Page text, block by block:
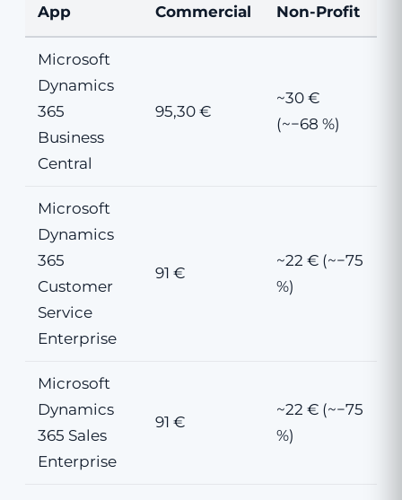
App Commercial Non-Profit
Microsoft
Dynamics
365
Business
Central
95,30 €
~30 €
(~−68 %)
Microsoft
Dynamics
365
Customer
Service
Enterprise
91 €
~22 € (~−75
%)
Microsoft
Dynamics
365 Sales
Enterprise
91 €
~22 € (~−75
%)